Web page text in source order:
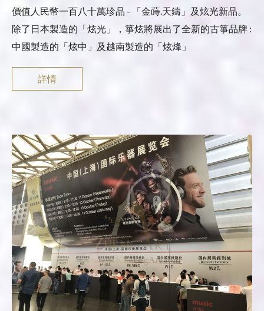
價值人民幣一百八十萬珍品 - 「金蒔.天鑄」及炫光新品。
除了日本製造的「炫光」，箏炫將展出了全新的古箏品牌 :
中國製造的「炫中」及越南製造的「炫烽」
詳情